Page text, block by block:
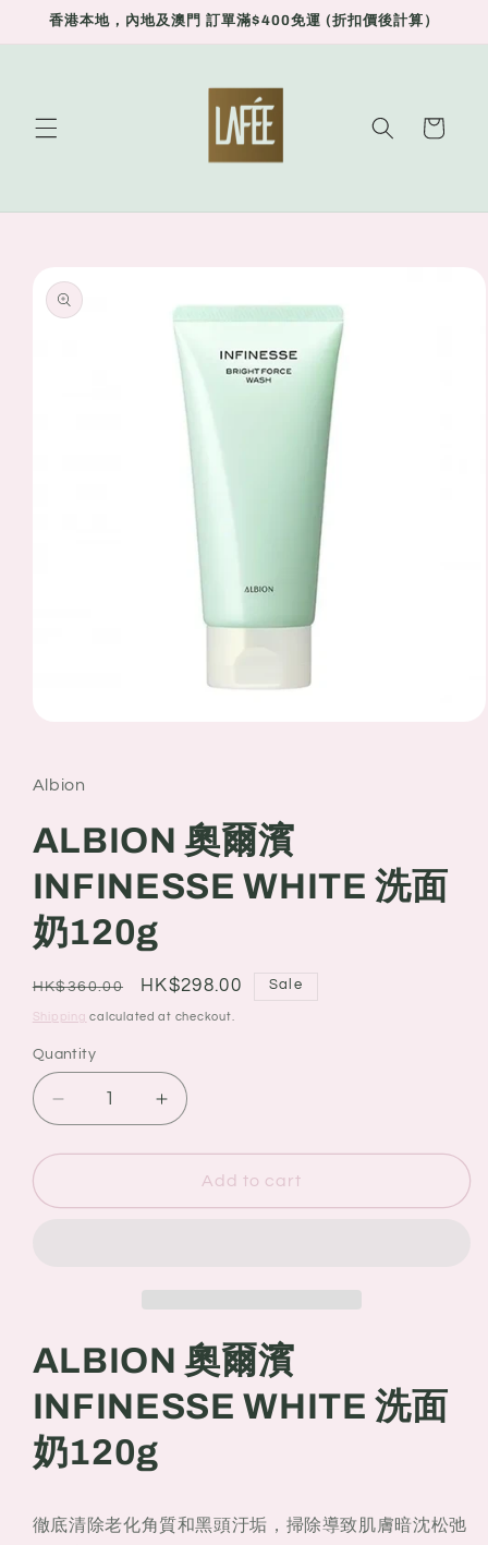
Skip to
香港本地，內地及澳門 訂單滿$400免運 (折扣價後計算）
Cart
product
information
in
modal
Albion
ALBION 奧爾濱
INFINESSE WHITE 洗面
奶120g
Regular
price
HK$360.00
Sale
price
HK$298.00 Sale
Shipping calculated at checkout.
Quantity
Quantity
Decrease
quantity
for
奧
INFINESSE
面
奶
120g
Increase
quantity
for
ALBION
奧
INFINESSE
WHITE
面
奶
120g
Add to cart
ALBION 奧爾濱
INFINESSE WHITE 洗面
奶120g
徹底清除老化角質和黑頭汙垢，掃除導致肌膚暗沈松弛